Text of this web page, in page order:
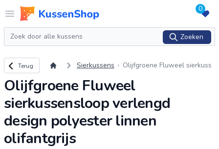
Open menu
Logo www.kussenshop.nl 0
Zoeken
Zoeken
Terug naar overzicht
Terug Sierkussens
Olijfgroene Fluweel sierkuss
ester linnen olifantgrijs
Olijfgroene Fluweel
sierkussensloop verlengd
design polyester linnen
olifantgrijs